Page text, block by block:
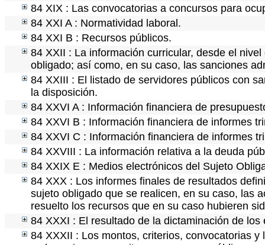
84 XIX : Las convocatorias a concursos para
84 XXI A : Normatividad laboral.
84 XXI B : Recursos públicos.
84 XXII : La información curricular, desde el
obligado; así como, en su caso, las sanciones
84 XXIII : El listado de servidores públicos con
la disposición.
84 XXVI A : Información financiera de
84 XXVI B : Información financiera de informes
84 XXVI C : Información financiera de informes
84 XXVIII : La información relativa a la deuda
84 XXIX E : Medios electrónicos del Sujeto
84 XXX : Los informes finales de resultados
sujeto obligado que se realicen, en su caso, las
resuelto los recursos que en su caso hubieren
84 XXXI : El resultado de la dictaminación de los
84 XXXII : Los montos, criterios, convocatorias